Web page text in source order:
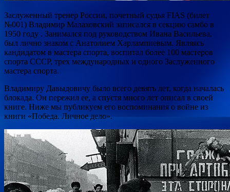
Заслуженный тренер России, почетный судья FIAS (билет
№001) Владимир Малаховский записался в секцию самбо в
1950 году . Занимался под руководством Ивана Васильева,
был лично знаком с Анатолием Харлампиевым. Являясь
кандидатом в мастера спорта, воспитал более 100 мастеров
спорта СССР, трех международных и одного Заслуженного
мастера спорта.
Владимиру Давыдовичу было всего девять лет, когда началась
блокада. Он пережил ее, а спустя много лет описал в своей
книге. Ниже мы публикуем его воспоминания о войне из
книги «Победа. Личное дело».